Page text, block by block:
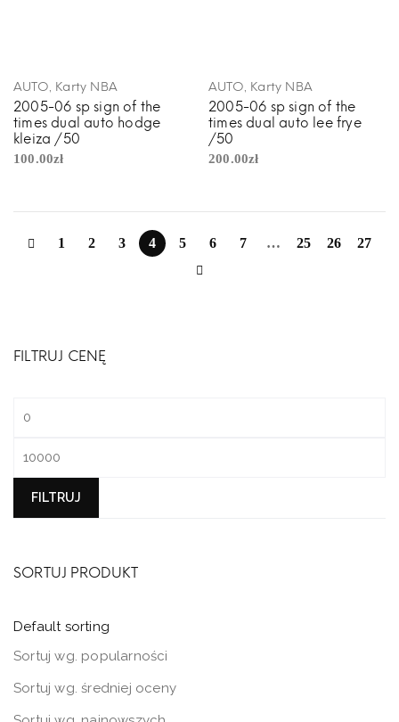
AUTO Karty NBA
2005-06 sp sign of the
times dual auto hodge
kleiza /50
100.00zł
AUTO Karty NBA
2005-06 sp sign of the
times dual auto lee frye
/50
200.00zł
1 2 3 4 5 6 7 … 25 26 27
FILTRUJ CENĘ
maks.
FILTRUJ
SORTUJ PRODUKT
Default sorting
Sortuj wg. popularności
Sortuj wg. średniej oceny